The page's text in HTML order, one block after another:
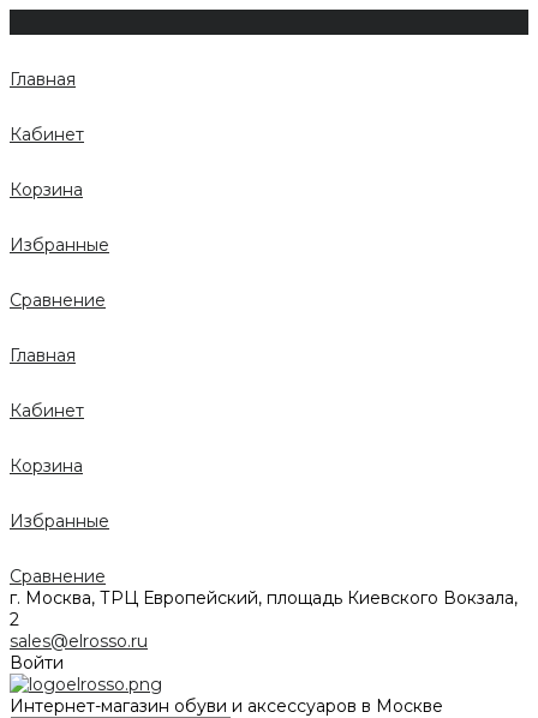
Главная
Кабинет
Корзина
Избранные
Сравнение
Главная
Кабинет
Корзина
Избранные
Сравнение
г. Москва, ТРЦ Европейский, площадь Киевского Вокзала,
2
sales@elrosso.ru
Войти
Интернет-магазин обуви и аксессуаров в Москве